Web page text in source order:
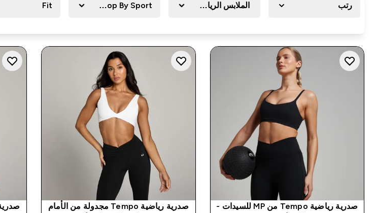
رتب الملابس الرياضية Shop By Sport
Fit
صدرية رياضية Tempo من MP للسيدات -
صدرية رياضية Tempo مجدولة من الأمام